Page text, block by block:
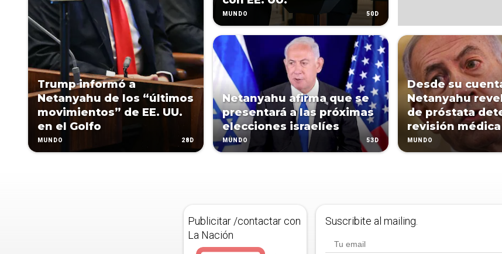
Trump informó a
Netanyahu de los “últimos
movimientos” de EE. UU.
en el Golfo
MUNDO 28D
MUNDO 50D
Netanyahu afirma que se
presentará a las próximas
elecciones israelíes
MUNDO 53D
Desde su
Netanyahu
de próstata
revisión médica
MUNDO
Publicitar /contactar con
La Nación
Suscribite al mailing.